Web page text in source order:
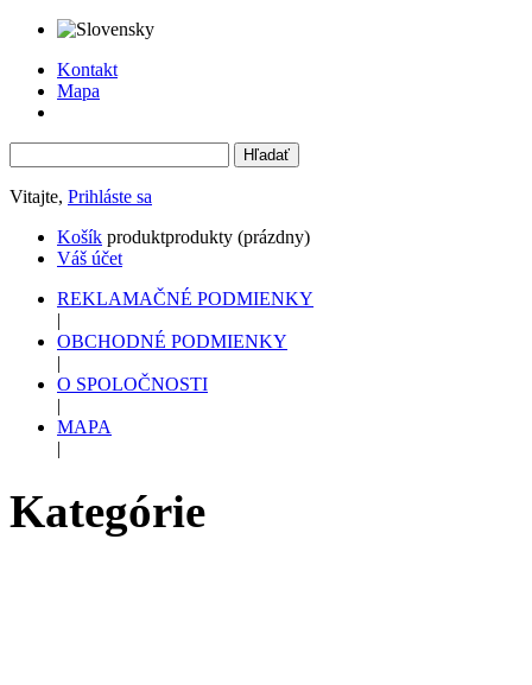
Kontakt
Mapa
Vitajte, Prihláste sa
Košík produktprodukty (prázdny)
Váš účet
REKLAMAČNÉ PODMIENKY
|
OBCHODNÉ PODMIENKY
|
O SPOLOČNOSTI
|
MAPA
|
Kategórie